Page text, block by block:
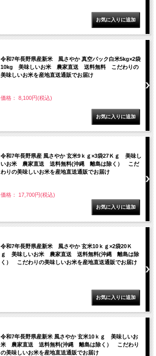
令和7年長野県産新米 風さやか 真空パック白米5kg×2袋
10kg 美味しいお米 農家直送 送料無料 こだわりの
美味しいお米を産地直送通販でお届け
価格： 8,100円(税込)
令和7年長野県産 風さやか 玄米9ｋｇ×3袋27Ｋｇ 美味し
いお米 農家直送 送料無料(沖縄 離島は除く） こだ
わりの美味しいお米を産地直送通販でお届け
価格： 17,700円(税込)
令和7年長野県産新米 風さやか 玄米10ｋｇ×2袋20Ｋ
ｇ 美味しいお米 農家直送 送料無料(沖縄 離島は除
く） こだわりの美味しいお米を産地直送通販でお届け
令和7年長野県産新米 風さやか 玄米10ｋｇ 美味しいお
米 農家直送 送料無料(沖縄 離島は除く） こだわり
の美味しいお米を産地直送通販でお届け